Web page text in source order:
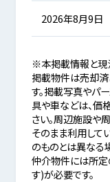
2026年8月9日
※本掲載情報と現
掲載物件は売却
す。掲載写真やパ
具や車などは、価
さい。周辺施設や
そのまま利用して
のものとは異なる
仲介物件には所
す)が必要です。